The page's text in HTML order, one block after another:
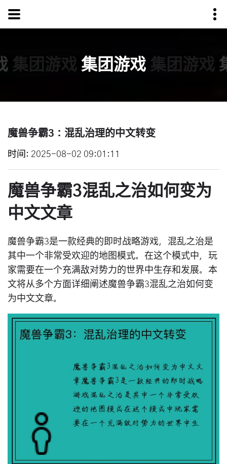
集团游戏 集团游戏 集团游戏
魔兽争霸3：混乱治理的中文转变
时间 2025-08-02 09:01:11
魔兽争霸3混乱之治如何变为
中文文章
魔兽争霸3是一款经典的即时战略游戏，混乱之治是
其中一个非常受欢迎的地图模式。在这个模式中，玩
家需要在一个充满敌对势力的世界中生存和发展。本
文将从多个方面详细阐述魔兽争霸3混乱之治如何变
为中文文章。